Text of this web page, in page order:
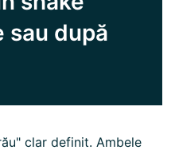
sau după
clar definit. Ambele